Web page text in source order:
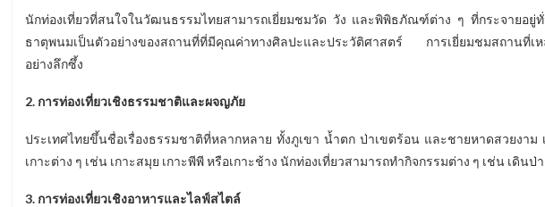
นักท่องเที่ยวที่สนใจในวัฒนธรรมไทยสามารถเยี่ยมชมวัด วัง และพิพิธภัณฑ์ต่าง ๆ ที่กระจายอยู่
ธาตุพนมเป็นตัวอย่างของสถานที่ที่มีคุณค่าทางศิลปะและประวัติศาสตร์ การเยี่ยมชมสถานที่เห
อย่างลึกซึ้ง
2. การท่องเที่ยวเชิงธรรมชาติและผจญภัย
ประเทศไทยขึ้นชื่อเรื่องธรรมชาติที่หลากหลาย ทั้งภูเขา น้ำตก ป่าเขตร้อน และชายหาดสวยง
เกาะต่าง ๆ เช่น เกาะสมุย เกาะพีพี หรือเกาะช้าง นักท่องเที่ยวสามารถทำกิจกรรมต่าง ๆ เช่น เดิ
3. การท่องเที่ยวเชิงอาหารและไลฟ์สไตล์